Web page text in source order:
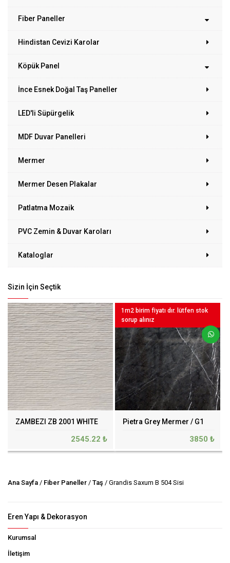
Fiber Paneller
Hindistan Cevizi Karolar
Köpük Panel
İnce Esnek Doğal Taş Paneller
LED'li Süpürgelik
MDF Duvar Panelleri
Mermer
Mermer Desen Plakalar
Patlatma Mozaik
PVC Zemin & Duvar Karoları
Kataloglar
Sizin İçin Seçtik
ZAMBEZI ZB 2001 WHITE
2545.22 ₺
1m2 birim fiyatı dır. lütfen stok
sorup alınız
Pietra Grey Mermer / G1
3850 ₺
Ana Sayfa / Fiber Paneller / Taş / Grandis Saxum B 504 Sisi
Eren Yapı & Dekorasyon
Kurumsal
İletişim